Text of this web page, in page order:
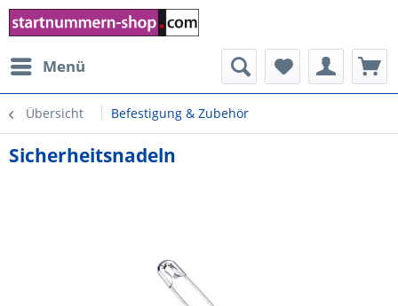
Menü
Übersicht Befestigung & Zubehör
Sicherheitsnadeln